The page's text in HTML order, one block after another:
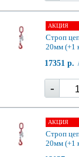
АКЦИЯ
Строп
20мм (+1
17351 р.
-
АКЦИЯ
Строп
20мм (+1